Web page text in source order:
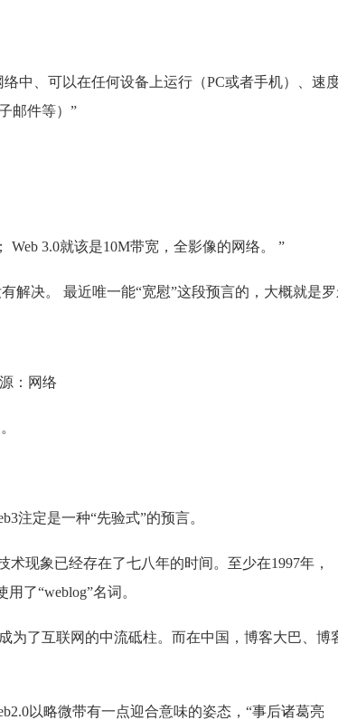
中、可以在任何设备上运行（PC或者手机）、速
邮件等）”
Web 3.0就该是10M带宽，全影像的网络。 ”
解决。 最近唯一能“宽慰”这段预言的，大概就是
：网络
注定是一种“先验式”的预言。
术现象已经存在了七八年的时间。至少在1997年，
了“weblog”名词。
为了互联网的中流砥柱。而在中国，博客大巴、博
以略微带有一点迎合意味的姿态，“事后诸葛亮